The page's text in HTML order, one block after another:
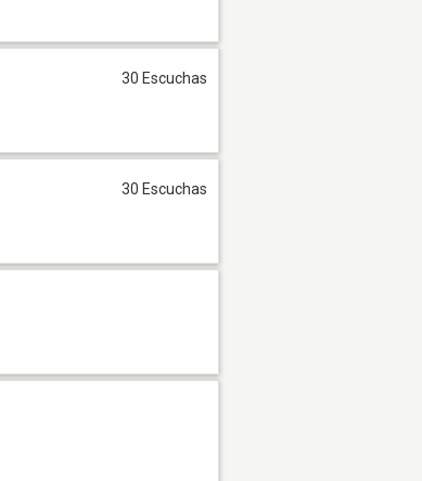
30 Escuchas
30 Escuchas